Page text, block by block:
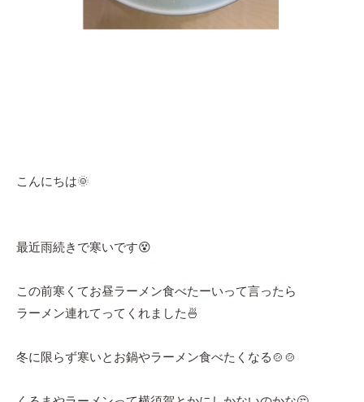
こんにちは🌞
最近雨続きで寒いです😵
この前寒くてお昼ラーメン食べたーいって言ったら
ラーメン連れてってくれました🍜
冬に限らず寒いとお鍋やラーメン食べたくなる🍲🍲